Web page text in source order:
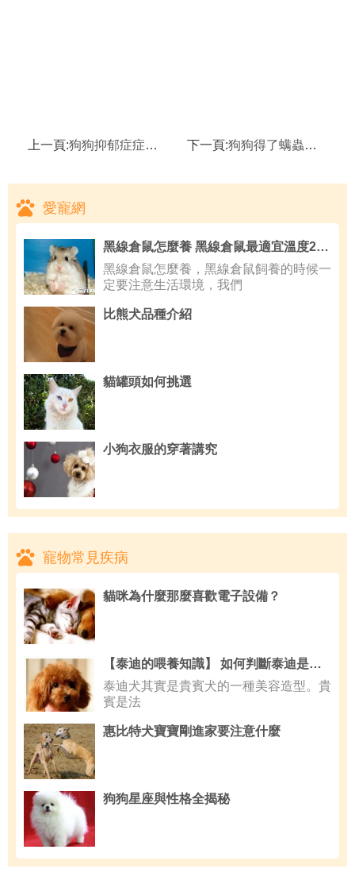
上一頁:狗狗抑郁症症狀有哪些 狗狗得了抑郁症怎麼辦 下一頁:狗狗得了螨蟲怎麼治 狗狗得了螨蟲的治療方法
愛寵網
黑線倉鼠怎麼養 黑線倉鼠最適宜溫度20到28度
黑線倉鼠怎麼養，黑線倉鼠飼養的時候一
定要注意生活環境，我們
比熊犬品種介紹
貓罐頭如何挑選
小狗衣服的穿著講究
寵物常見疾病
貓咪為什麼那麼喜歡電子設備？
【泰迪的喂養知識】 如何判斷泰迪是否健康
泰迪犬其實是貴賓犬的一種美容造型。貴
賓是法
惠比特犬寶寶剛進家要注意什麼
狗狗星座與性格全揭秘